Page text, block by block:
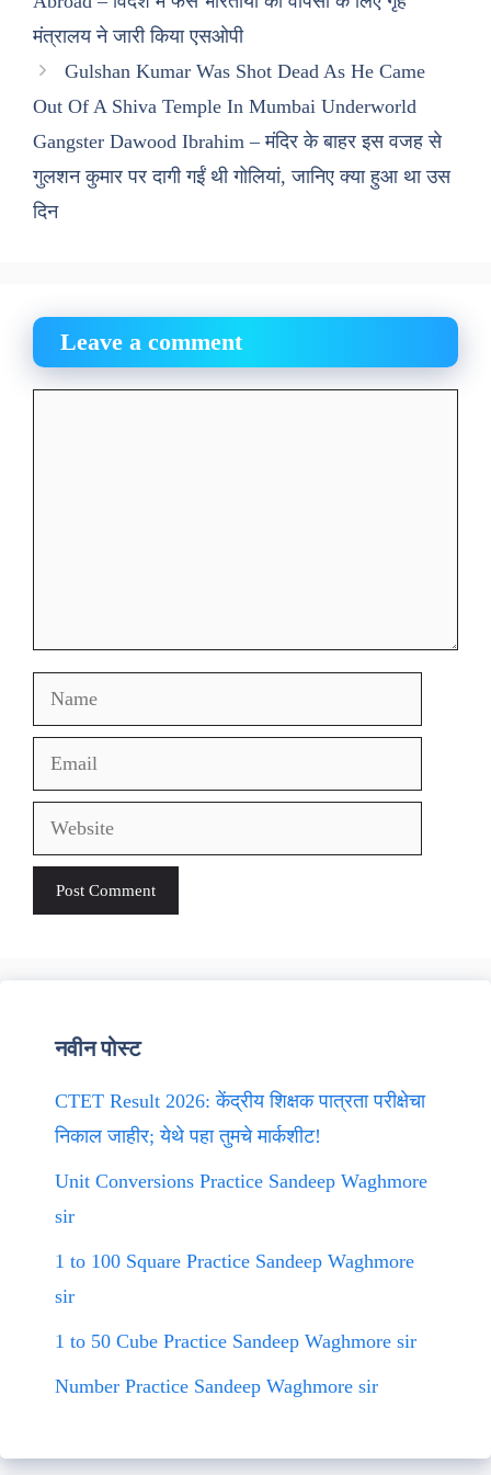
मंत्रालय ने जारी किया एसओपी
Gulshan Kumar Was Shot Dead As He Came
Out Of A Shiva Temple In Mumbai Underworld
Gangster Dawood Ibrahim – मंदिर के बाहर इस वजह से
गुलशन कुमार पर दागी गईं थी गोलियां, जानिए क्या हुआ था उस
दिन
Leave a comment
Name
Email
Website
नवीन पोस्ट
CTET Result 2026: केंद्रीय शिक्षक पात्रता परीक्षेचा
निकाल जाहीर; येथे पहा तुमचे मार्कशीट!
Unit Conversions Practice Sandeep Waghmore
sir
1 to 100 Square Practice Sandeep Waghmore
sir
1 to 50 Cube Practice Sandeep Waghmore sir
Number Practice Sandeep Waghmore sir